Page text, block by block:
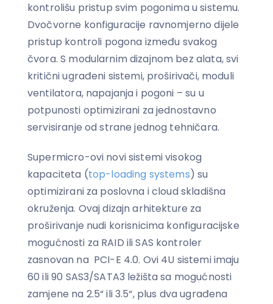
kontrolišu pristup svim pogonima u sistemu.
Dvočvorne konfiguracije ravnomjerno dijele
pristup kontroli pogona između svakog
čvora. S modularnim dizajnom bez alata, svi
kritični ugrađeni sistemi, proširivači, moduli
ventilatora, napajanja i pogoni – su u
potpunosti optimizirani za jednostavno
servisiranje od strane jednog tehničara.
Supermicro-ovi novi sistemi visokog
kapaciteta (top-loading systems) su
optimizirani za poslovna i cloud skladišna
okruženja. Ovaj dizajn arhitekture za
proširivanje nudi korisnicima konfiguracijske
mogućnosti za RAID ili SAS kontroler
zasnovan na PCI-E 4.0. Ovi 4U sistemi imaju
60 ili 90 SAS3/SATA3 ležišta sa mogućnosti
zamjene na 2.5“ ili 3.5“, plus dva ugrađena